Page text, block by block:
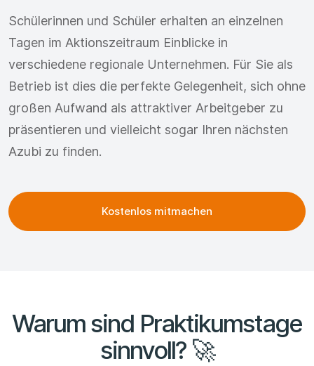
Schülerinnen und Schüler erhalten an einzelnen
Tagen im Aktionszeitraum Einblicke in
verschiedene regionale Unternehmen. Für Sie als
Betrieb ist dies die perfekte Gelegenheit, sich ohne
großen Aufwand als attraktiver Arbeitgeber zu
präsentieren und vielleicht sogar Ihren nächsten
Azubi zu finden.
Kostenlos mitmachen
Warum sind Praktikumstage
sinnvoll? 🚀